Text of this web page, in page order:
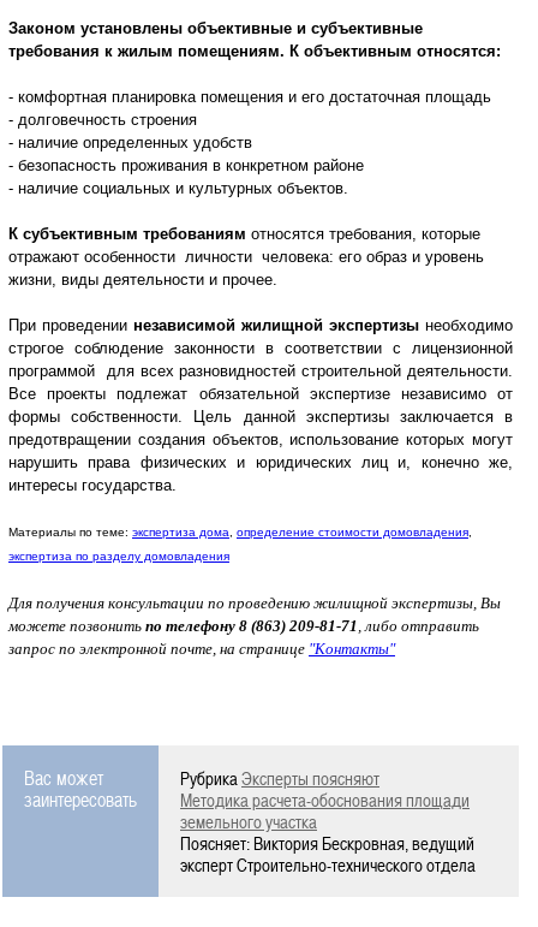
Законом установлены объективные и субъективные
требования к жилым помещениям. К объективным относятся:
- комфортная планировка помещения и его достаточная площадь
- долговечность строения
- наличие определенных удобств
- безопасность проживания в конкретном районе
- наличие социальных и культурных объектов.
К субъективным требованиям относятся требования, которые
отражают особенности личности человека: его образ и уровень
жизни, виды деятельности и прочее.
При проведении независимой жилищной экспертизы необходимо
строгое соблюдение законности в соответствии с лицензионной
программой для всех разновидностей строительной деятельности.
Все проекты подлежат обязательной экспертизе независимо от
формы собственности. Цель данной экспертизы заключается в
предотвращении создания объектов, использование которых могут
нарушить права физических и юридических лиц и, конечно же,
интересы государства.
Материалы по теме: экспертиза дома определение стоимости домовладения
экспертиза по разделу домовладения
Для получения консультации по проведению жилищной экспертизы, Вы
можете позвонить по телефону 8 (863) 209-81-71 , либо отправить
запрос по электронной почте, на странице "Контакты"
Вас может
заинтересовать
РубрикаЭксперты поясняют
Методика расчета-обоснования площади
земельного участка
Поясняет: Виктория Бескровная, ведущий
эксперт Строительно-технического отдела